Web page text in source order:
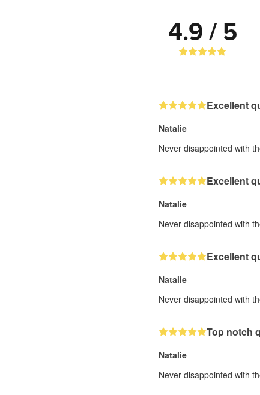
4.9 / 5
Excellent
Natalie
Never disappointed with
Excellent
Natalie
Never disappointed with
Excellent
Natalie
Never disappointed with
Top notch
Natalie
Never disappointed with